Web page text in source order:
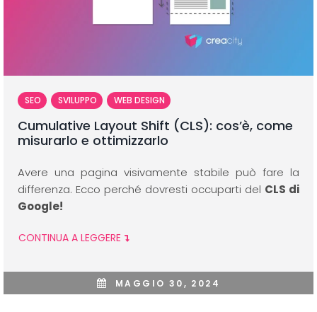
SEO SVILUPPO WEB DESIGN
Cumulative Layout Shift (CLS): cos’è, come
misurarlo e ottimizzarlo
Avere una pagina visivamente stabile può fare la
differenza. Ecco perché dovresti occuparti del CLS di
Google!
CONTINUA A LEGGERE
MAGGIO 30, 2024